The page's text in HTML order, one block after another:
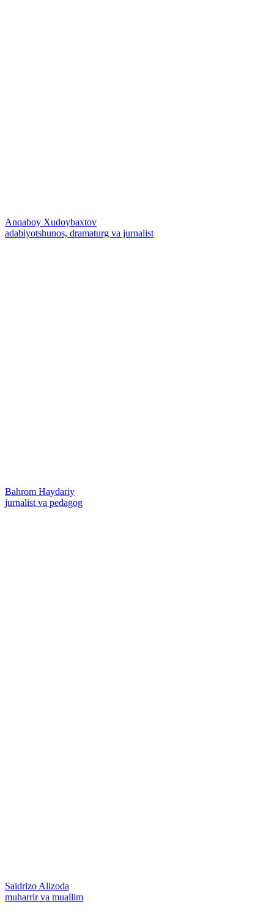
Anqaboy Xudoybaxtov
adabiyotshunos, dramaturg va jurnalist
Bahrom Haydariy
jurnalist va pedagog
Saidrizo Alizoda
muharrir va muallim